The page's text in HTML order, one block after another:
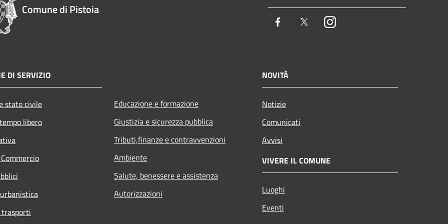
Comune di Pistoia
Facebook TwitterInstagram
DI SERVIZIO
stato civile
libero
Educazione e formazione
Giustizia e sicurezza pubblica
Tributi,finanze e contravvenzioni
Ambiente
Salute, benessere e assistenza
Autorizzazioni
NOVITÀ
Notizie
Comunicati
Avvisi
VIVERE IL COMUNE
Luoghi
Eventi